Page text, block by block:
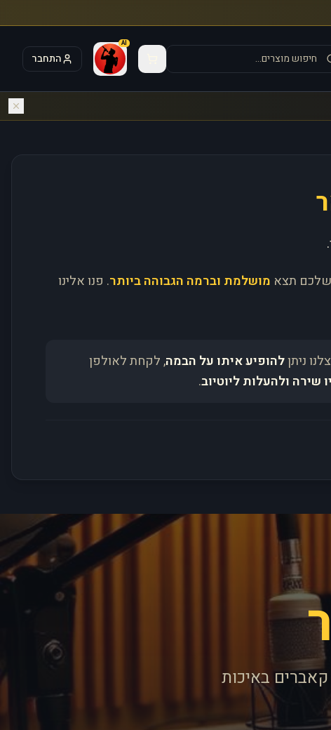
AI
התחבר
שלכם תצא מושלמת וברמה הגבוהה ביותר. פנו אלינו
ניתןלהופיע איתו על הבמה, לקחת לאולפן
שירה ולהעלות ליוטיוב.
באיכות